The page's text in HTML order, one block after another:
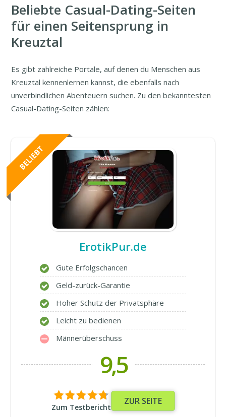
Beliebte Casual-Dating-Seiten
für einen Seitensprung in
Kreuztal
Es gibt zahlreiche Portale, auf denen du Menschen aus
Kreuztal kennenlernen kannst, die ebenfalls nach
unverbindlichen Abenteuern suchen. Zu den bekanntesten
Casual-Dating-Seiten zählen:
ErotikPur.de
Gute Erfolgschancen
Geld-zurück-Garantie
Hoher Schutz der Privatsphäre
Leicht zu bedienen
Männerüberschuss
9,5
Zum Testbericht
ZUR SEITE